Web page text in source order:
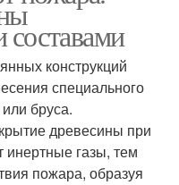
конструкций
специального
бруса.
древесины при
инертные газы, тем
пожара, образуя